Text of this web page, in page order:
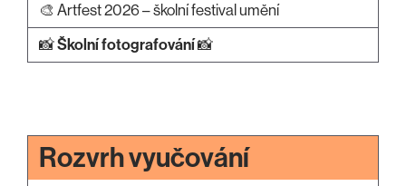
🎨 Artfest 2026 – školní festival umění
📸Školní fotografování📸
Rozvrh vyučování